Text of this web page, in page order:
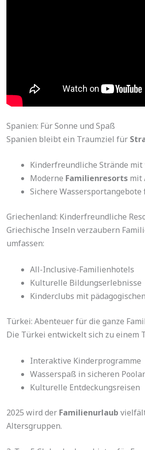
Spanien: Für Sonne und Spaß
Spanien bleibt ein Traumziel für
Kinderfreundliche Strände mit
Moderne Familienresortsmit
Sichere
Griechenland: Kinderfreundliche
Griechische Inseln verzaubern
umfassen:
All-Inclusive-Familienhotels
Kulturelle Bildungserlebnisse
Kinderclubs mit
Türkei: Abenteuer für die ganze
Die Türkei entwickelt sich zu einem
Interaktive Kinderprogramme
Wasserspaß in sicheren
Kulturelle Entdeckungsreisen
2025 wird der Familienurlaub
Altersgruppen.